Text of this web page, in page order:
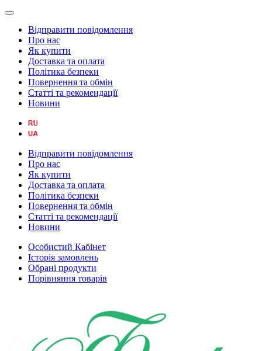
Відправити повідомлення
Про нас
Як купити
Доставка та оплата
Політика безпеки
Повернення та обмін
Статті та рекомендації
Новини
Відправити повідомлення
Про нас
Як купити
Доставка та оплата
Політика безпеки
Повернення та обмін
Статті та рекомендації
Новини
Особистий Кабінет
Історія замовлень
Обрані продукти
Порівняння товарів